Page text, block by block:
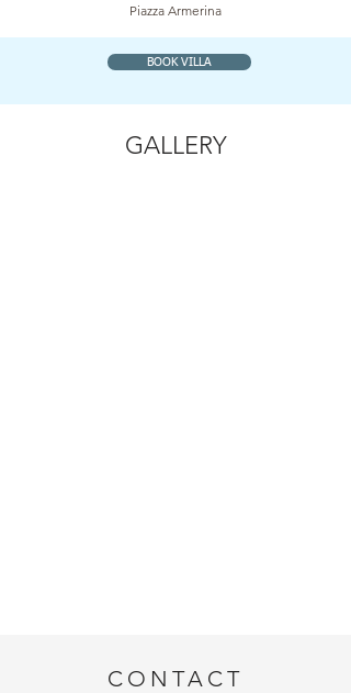
Piazza Armerina
BOOK VILLA
GALLERY
CONTACT